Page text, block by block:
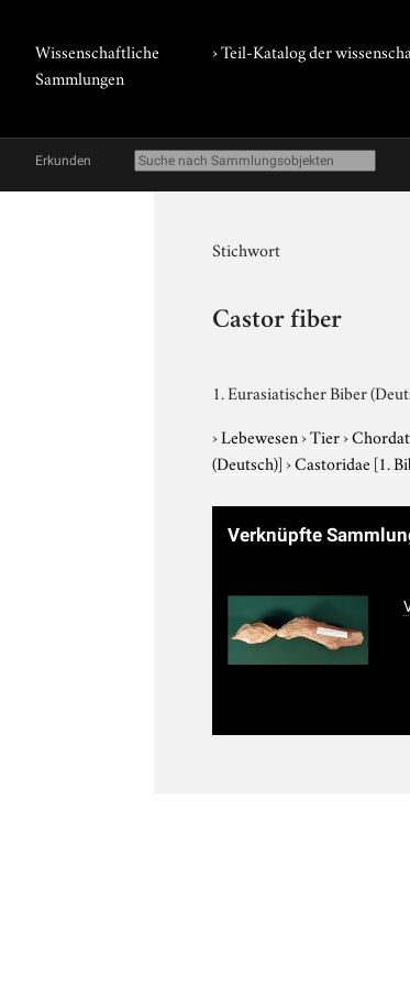
Wissenschaftliche
Sammlungen
› Teil-Katalog der
Erkunden
Stichwort
Castor fiber
1. Eurasiatischer Biber
›Lebewesen›Tier›
(Deutsch)]›Castoridae [1.
Verknüpfte